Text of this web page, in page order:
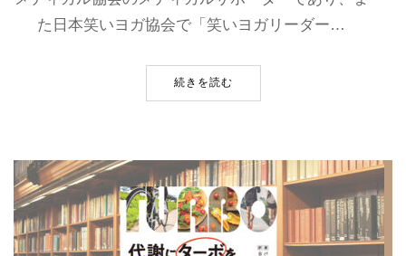
た日本笑いヨガ協会で「笑いヨガリーダー…
続きを読む